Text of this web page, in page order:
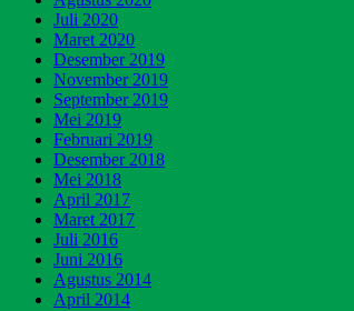
Juli 2020
Maret 2020
Desember 2019
November 2019
September 2019
Mei 2019
Februari 2019
Desember 2018
Mei 2018
April 2017
Maret 2017
Juli 2016
Juni 2016
Agustus 2014
April 2014